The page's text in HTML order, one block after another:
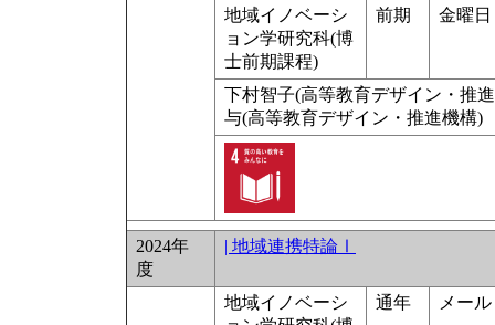
地域イノベーシ
ョン学研究科(博
士前期課程)
前期 金曜日
下村智子(高等教育デザイン・推
与(高等教育デザイン・推進機構)
2024年
度
| 地域連携特論Ⅰ
地域イノベーシ
通年 メー